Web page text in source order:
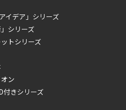
イデア」シリーズ
」シリーズ
トシリーズ
ン
付きシリーズ